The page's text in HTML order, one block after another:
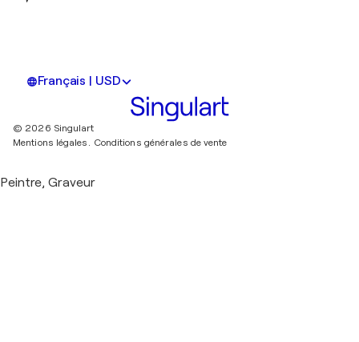
Français | USD
© 2026 Singulart
Mentions légales. Conditions générales de vente
Peintre, Graveur